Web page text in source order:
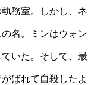
務室。しかし、ネ
名。ミンはウォン
いた。そして、最
ばれて自殺したよ